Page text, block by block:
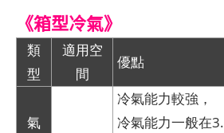
《箱型冷氣》
類
型
適用空
間
優點
氣
冷氣能力較強，
冷氣能力一般在3.